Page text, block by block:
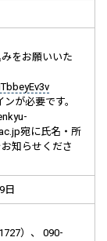
をお願いいた
が必要です。
宛に氏名・所
知らせくださ
日
）、 090-